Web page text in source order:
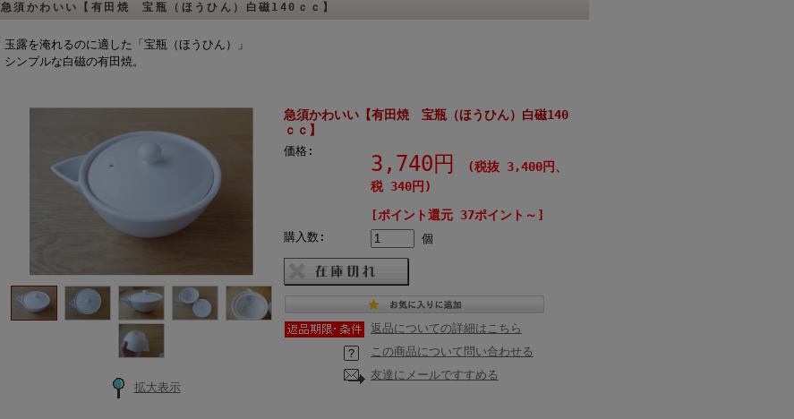
急須かわいい【有田焼 宝瓶（ほうひん）白磁140ｃｃ】
玉露を淹れるのに適した「宝瓶（ほうひん）」
シンプルな白磁の有田焼。
拡大表示
急須かわいい【有田焼 宝瓶（ほうひん）白磁140
ｃｃ】
価格:
3,740円
(税抜 3,400円、
税 340円)
[ポイント還元 37ポイント～]
購入数: 個
返品についての詳細はこちら
この商品について問い合わせる
友達にメールですすめる